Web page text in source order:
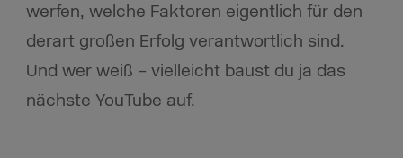
werfen, welche Faktoren eigentlich für den
derart großen Erfolg verantwortlich sind.
Und wer weiß – vielleicht baust du ja das
nächste YouTube auf.